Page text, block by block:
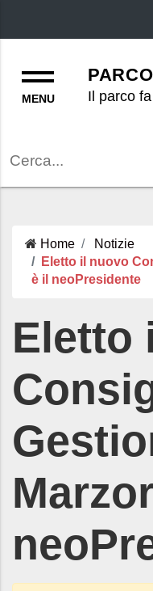
Il parco
Home
Notizie
Eletto il nuovo
è il neoPresidente
Eletto